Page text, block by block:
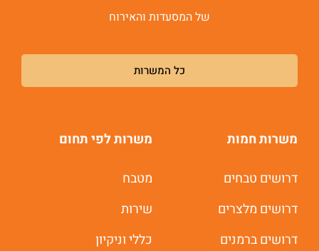
של המסעדות והאירוח
כל המשרות
משרות חמות
דרושים טבחים
דרושים מלצרים
דרושים ברמנים
משרות לפי תחום
מטבח
שירות
כללי וניקיון